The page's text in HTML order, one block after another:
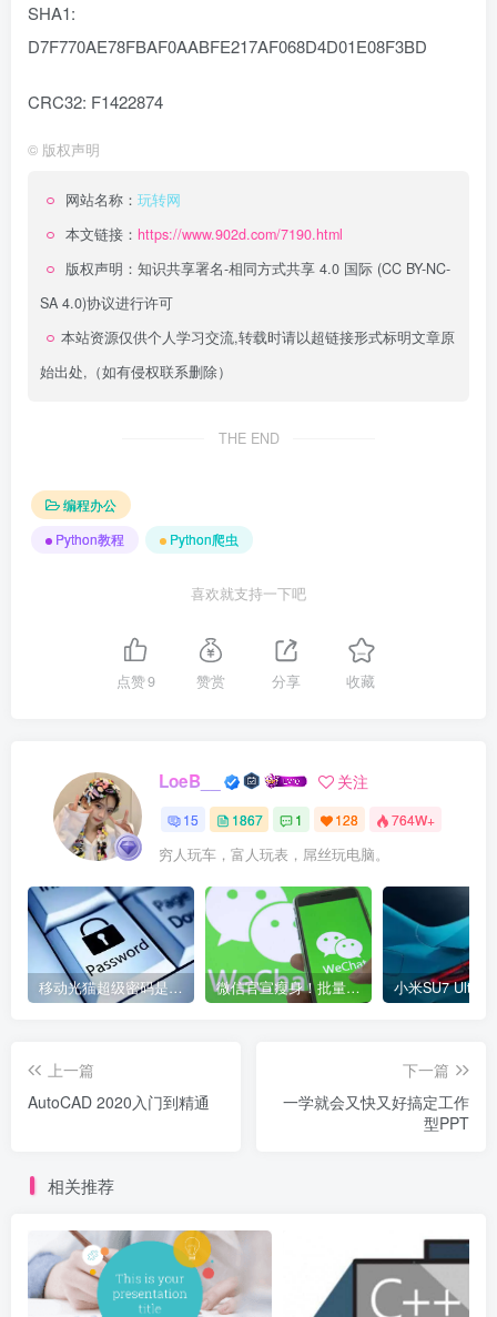
SHA1:
D7F770AE78FBAF0AABFE217AF068D4D01E08F3BD
CRC32: F1422874
© 版权声明
网站名称： 玩转网
本文链接： https://www.902d.com/7190.html
版权声明： 知识共享署名-相同方式共享 4.0 国际 (CC BY-NC-
SA 4.0)协议进行许可
本站资源仅供个人学习交流,转载时请以超链接形式标明文章原
始出处,（如有侵权联系删除）
THE END
编程办公
Python教程
Python爬虫
喜欢就支持一下吧
点赞9 赞赏 分享 收藏
LoeB__ 关注
15 1867 1 128 764W+
穷人玩车，富人玩表，屌丝玩电脑。
移动光猫超级密码是多少？移动光猫超级管理员后台账号与密码 微信官宣瘦身！批量清理原图新功能来了 安卓、iOS均可使用
上一篇
AutoCAD 2020入门到精通
下一篇
一学就会又快又好搞定工作
型PPT
相关推荐